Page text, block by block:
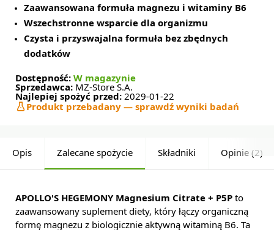
Zaawansowana formuła magnezu i witaminy B6
Wszechstronne wsparcie dla organizmu
Czysta i przyswajalna formuła bez zbędnych
dodatków
Dostępność: W magazynie
Sprzedawca: MZ-Store S.A.
Najlepiej spożyć przed: 2029-01-22
Produkt przebadany — sprawdź wyniki badań
Opis Zalecane spożycie Składniki Opinie (2)
APOLLO'S HEGEMONY Magnesium Citrate + P5P to
zaawansowany suplement diety, który łączy organiczną
formę magnezu z biologicznie aktywną witaminą B6. Ta